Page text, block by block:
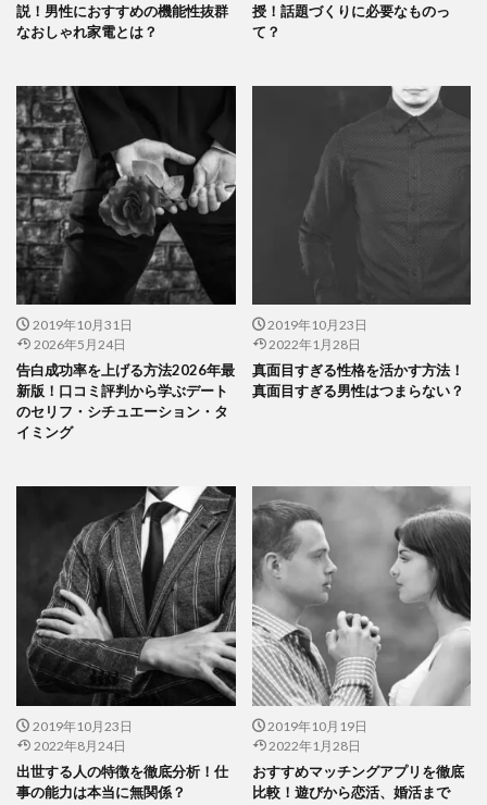
説！男性におすすめの機能性抜群
なおしゃれ家電とは？
授！話題づくりに必要なものっ
て？
2019年10月31日
2026年5月24日
告白成功率を上げる方法2026年最
新版！口コミ評判から学ぶデート
のセリフ・シチュエーション・タ
イミング
2019年10月23日
2022年1月28日
真面目すぎる性格を活かす方法！
真面目すぎる男性はつまらない？
2019年10月23日
2022年8月24日
出世する人の特徴を徹底分析！仕
事の能力は本当に無関係？
2019年10月19日
2022年1月28日
おすすめマッチングアプリを徹底
比較！遊びから恋活、婚活まで